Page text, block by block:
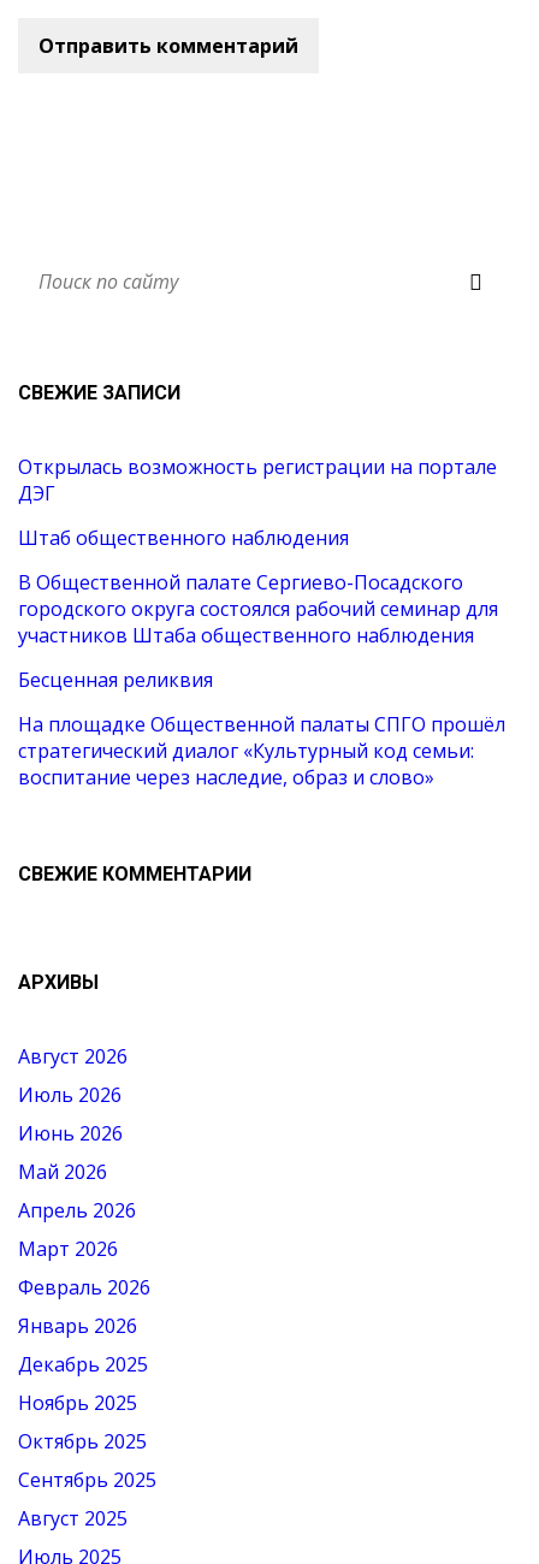
СВЕЖИЕ ЗАПИСИ
Открылась возможность регистрации на портале
ДЭГ
Штаб общественного наблюдения
В Общественной палате Сергиево-Посадского
городского округа состоялся рабочий семинар для
участников Штаба общественного наблюдения
Бесценная реликвия
На площадке Общественной палаты СПГО прошёл
стратегический диалог «Культурный код семьи:
воспитание через наследие, образ и слово»
СВЕЖИЕ КОММЕНТАРИИ
АРХИВЫ
Август 2026
Июль 2026
Июнь 2026
Май 2026
Апрель 2026
Март 2026
Февраль 2026
Январь 2026
Декабрь 2025
Ноябрь 2025
Октябрь 2025
Сентябрь 2025
Август 2025
Июль 2025